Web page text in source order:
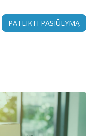
PATEIKTI PASIŪLYMĄ